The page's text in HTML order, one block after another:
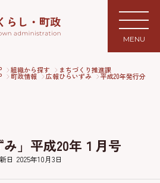
MENU
組織から探す まちづくり推進課
町政情報 広報ひらいずみ 平成20年発行分
み」平成20年１月号
日 2025年10月3日